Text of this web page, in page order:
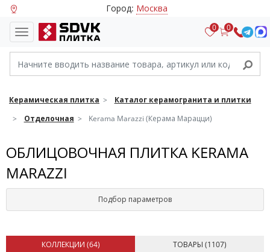
Город: Москва
0 0
Керамическая плитка
Каталог керамогранита и плитки
Отделочная
Kerama Marazzi (Керама Марацци)
ОБЛИЦОВОЧНАЯ ПЛИТКА KERAMA
MARAZZI
Подбор параметров
КОЛЛЕКЦИИ (64) ТОВАРЫ (1107)